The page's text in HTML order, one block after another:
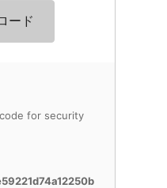
ード
for security